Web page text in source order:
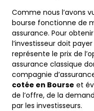
Comme nous l’avons
bourse fonctionne de
assurance. Pour
l’investisseur doit
représente le prix de
assurance classique
compagnie
cotée en Bourse et
de l’offre, de la
par les investisseurs.